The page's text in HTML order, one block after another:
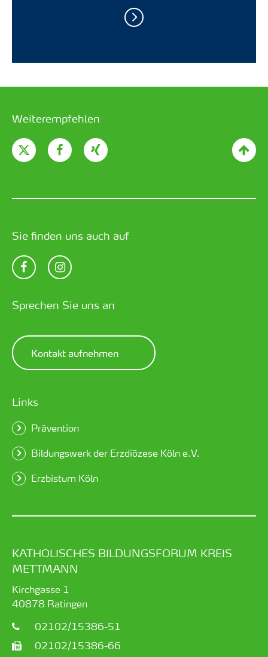
Weiterempfehlen
Sie finden uns auch auf
Sprechen Sie uns an
Kontakt aufnehmen
Links
Prävention
Bildungswerk der Erzdiözese Köln e.V.
Erzbistum Köln
KATHOLISCHES BILDUNGSFORUM KREIS
METTMANN
Kirchgasse 1
40878 Ratingen
02102/15386-51
02102/15386-66